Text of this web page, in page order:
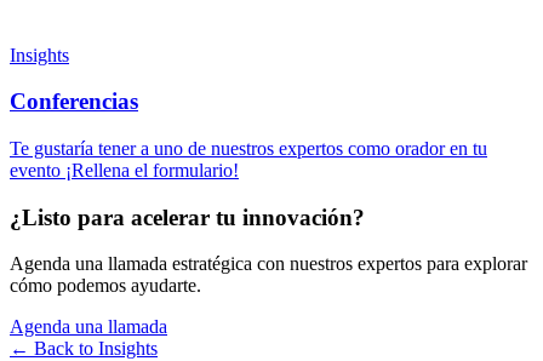
Insights
Conferencias
Te gustaría tener a uno de nuestros expertos como orador en tu
evento ¡Rellena el formulario!
¿Listo para acelerar tu innovación?
Agenda una llamada estratégica con nuestros expertos para explorar
cómo podemos ayudarte.
Agenda una llamada
← Back to Insights